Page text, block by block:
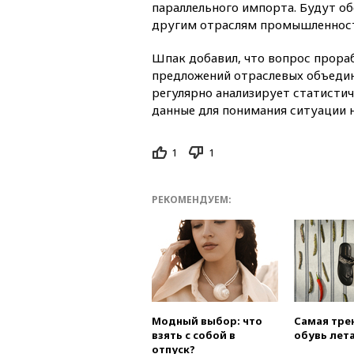
параллельного импорта. Будут
другим отраслям
Шпак добавил, что вопрос
предложений отраслевых
регулярно анализирует
данные для понимания ситуации
1 1
РЕКОМЕНДУЕМ:
Модный выбор: что
взять с собой в
отпуск?
Самая
обувь